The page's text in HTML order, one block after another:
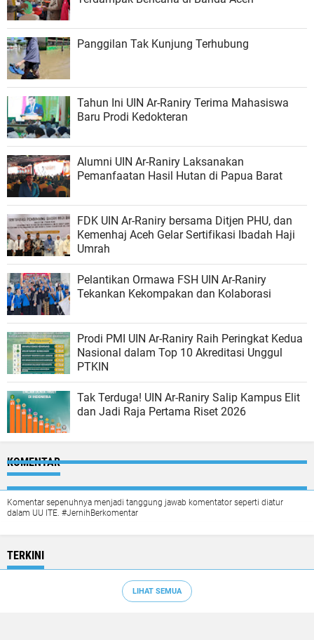
Panggilan Tak Kunjung Terhubung
Tahun Ini UIN Ar-Raniry Terima Mahasiswa
Baru Prodi Kedokteran
Alumni UIN Ar-Raniry Laksanakan
Pemanfaatan Hasil Hutan di Papua Barat
FDK UIN Ar-Raniry bersama Ditjen PHU, dan
Kemenhaj Aceh Gelar Sertifikasi Ibadah Haji
Umrah
Pelantikan Ormawa FSH UIN Ar-Raniry
Tekankan Kekompakan dan Kolaborasi
Prodi PMI UIN Ar-Raniry Raih Peringkat Kedua
Nasional dalam Top 10 Akreditasi Unggul
PTKIN
Tak Terduga! UIN Ar-Raniry Salip Kampus Elit
dan Jadi Raja Pertama Riset 2026
KOMENTAR
Komentar sepenuhnya menjadi tanggung jawab komentator seperti diatur
dalam UU ITE. #JernihBerkomentar
TERKINI
LIHAT SEMUA